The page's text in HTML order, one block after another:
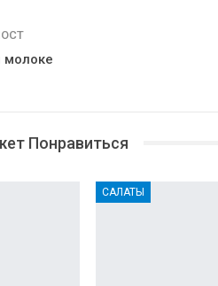
молоке
Понравиться
САЛАТЫ